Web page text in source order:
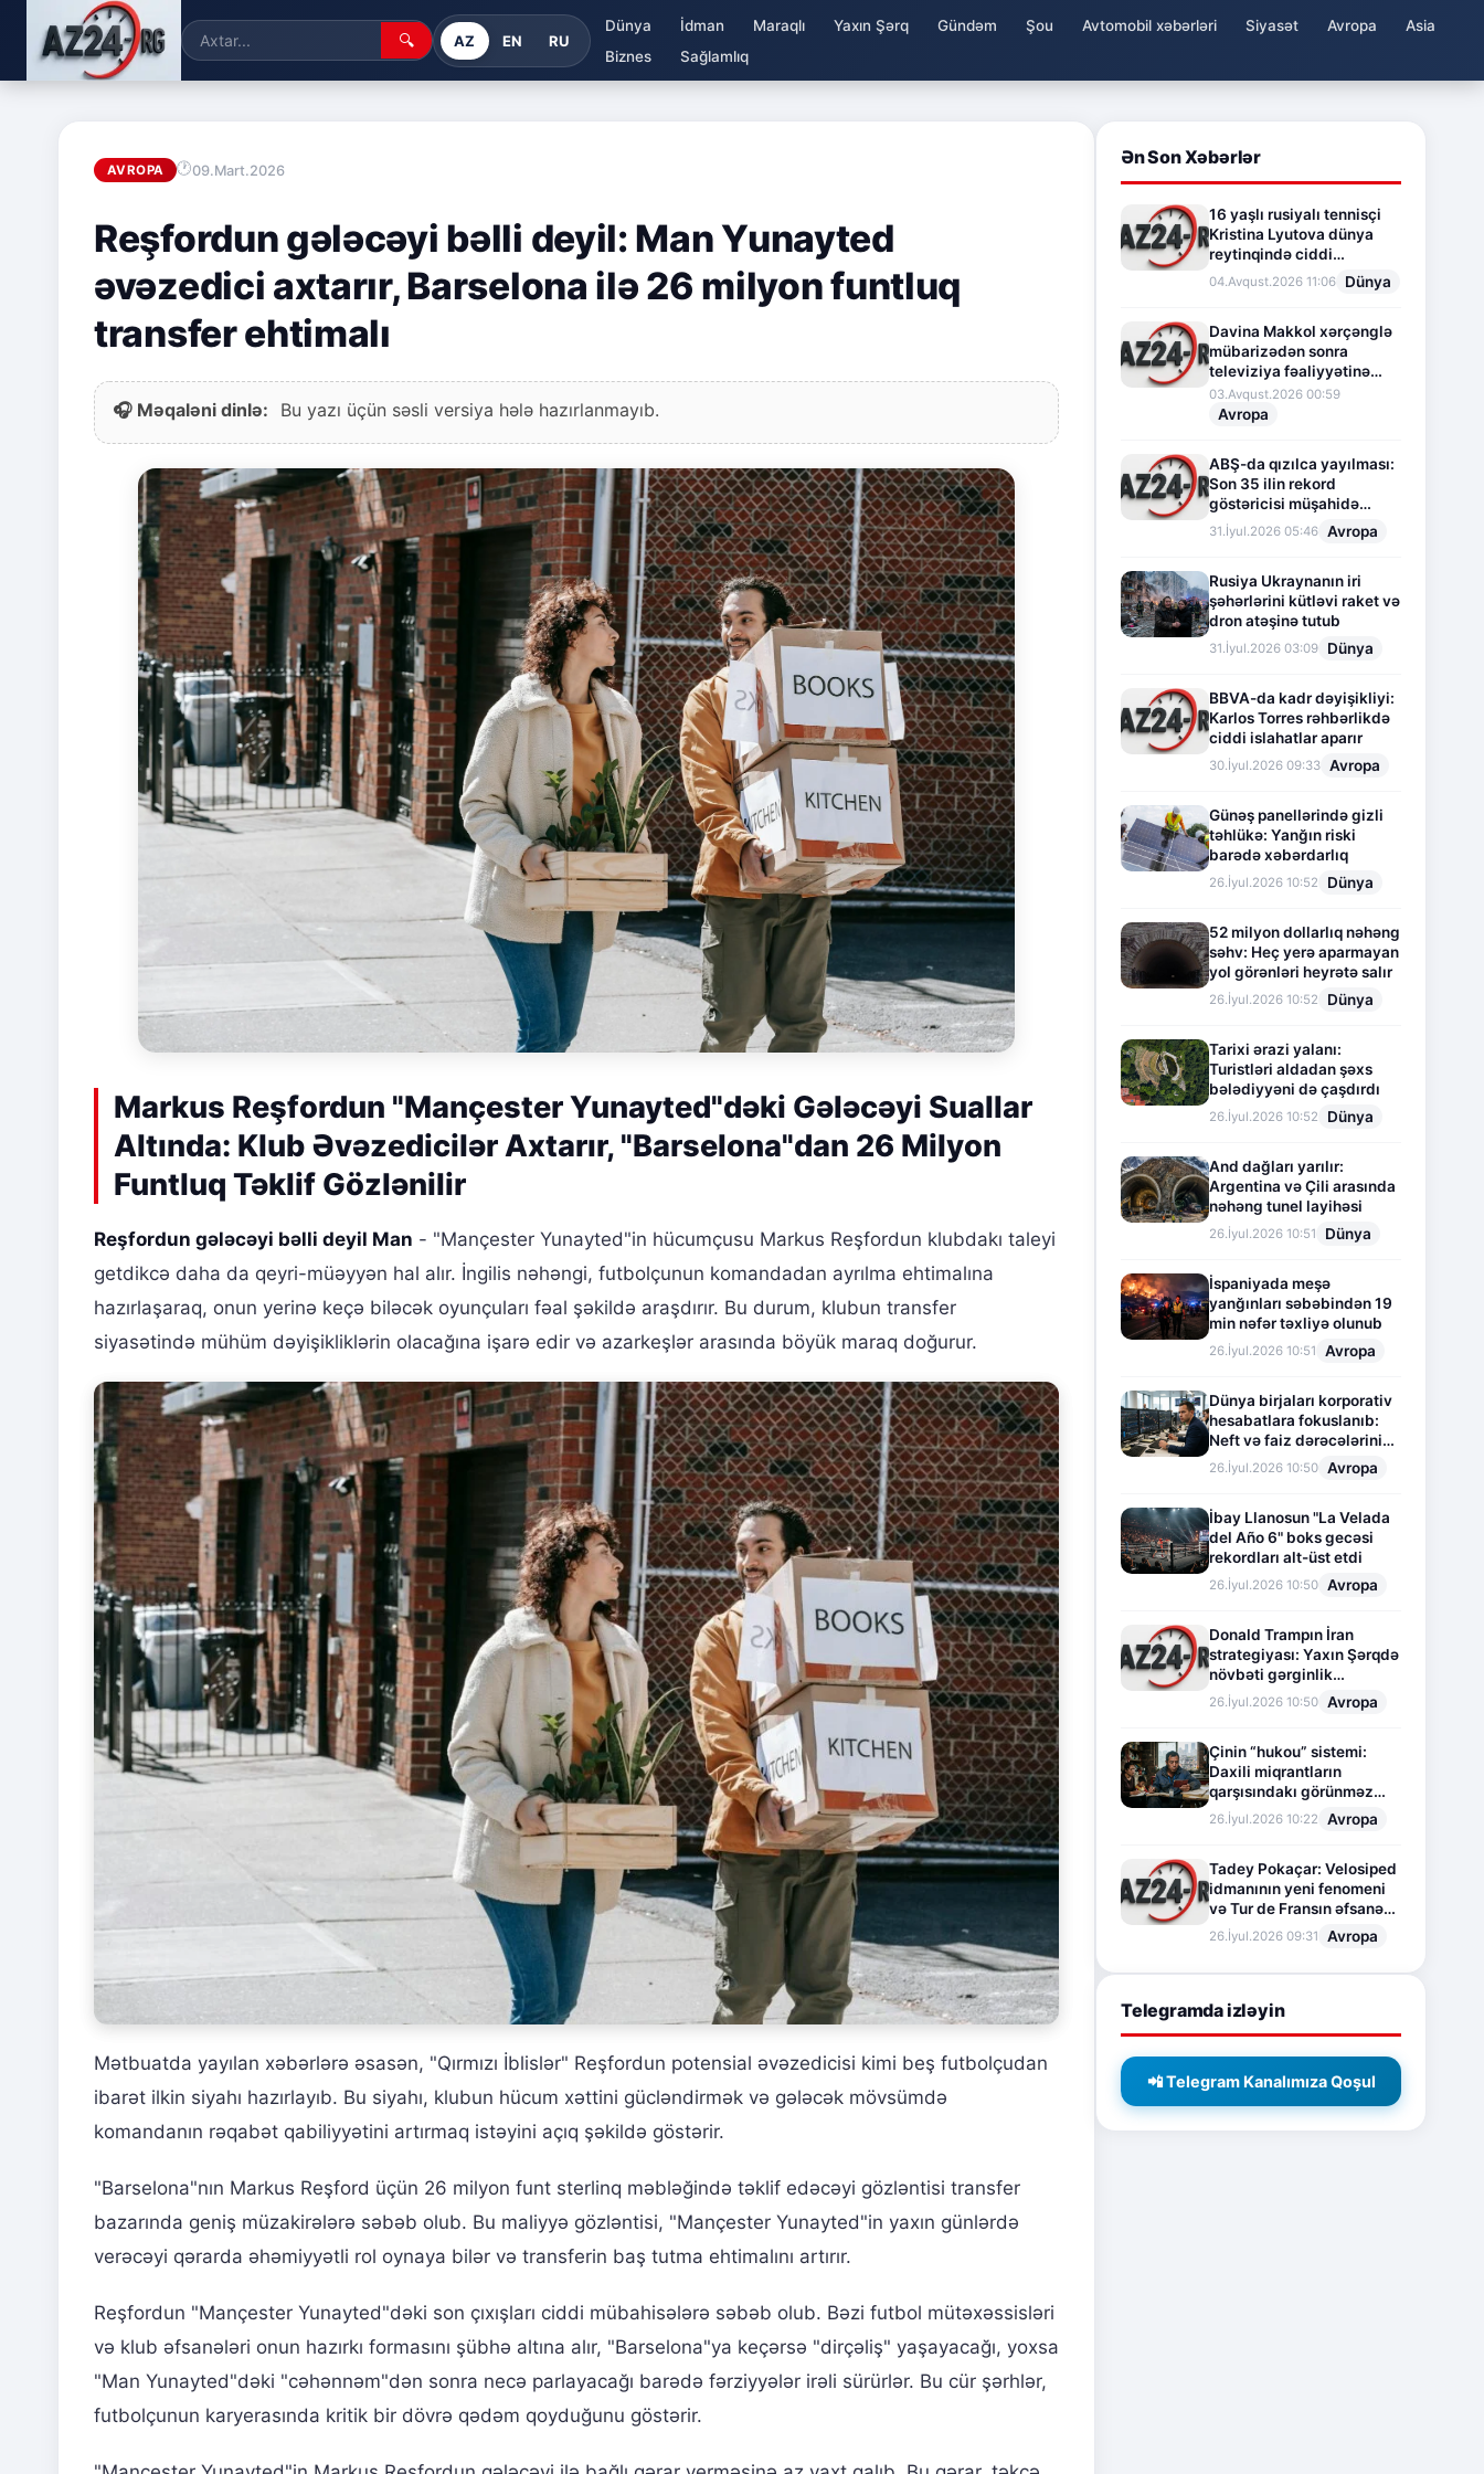
🔍 AZ EN RU
Dünya İdman Maraqlı Yaxın Şərq Gündəm Şou Avtomobil xəbərləri Siyasət Avropa
Asia
Biznes
Sağlamlıq
AVROPA 09.Mart.2026
Reşfordun gələcəyi bəlli deyil: Man Yunayted
əvəzedici axtarır, Barselona ilə 26 milyon funtluq
transfer ehtimalı
🎧 Məqaləni dinlə: Bu yazı üçün səsli versiya hələ hazırlanmayıb.
Markus Reşfordun "Mançester Yunayted"dəki Gələcəyi Suallar
Altında: Klub Əvəzedicilər Axtarır, "Barselona"dan 26 Milyon
Funtluq Təklif Gözlənilir
Reşfordun gələcəyi bəlli deyil Man - "Mançester Yunayted"in hücumçusu Markus Reşfordun klubdakı taleyi
getdikcə daha da qeyri-müəyyən hal alır. İngilis nəhəngi, futbolçunun komandadan ayrılma ehtimalına
hazırlaşaraq, onun yerinə keçə biləcək oyunçuları fəal şəkildə araşdırır. Bu durum, klubun transfer
siyasətində mühüm dəyişikliklərin olacağına işarə edir və azarkeşlər arasında böyük maraq doğurur.
Mətbuatda yayılan xəbərlərə əsasən, "Qırmızı İblislər" Reşfordun potensial əvəzedicisi kimi beş futbolçudan
ibarət ilkin siyahı hazırlayıb. Bu siyahı, klubun hücum xəttini gücləndirmək və gələcək mövsümdə
komandanın rəqabət qabiliyyətini artırmaq istəyini açıq şəkildə göstərir.
"Barselona"nın Markus Reşford üçün 26 milyon funt sterlinq məbləğində təklif edəcəyi gözləntisi transfer
bazarında geniş müzakirələrə səbəb olub. Bu maliyyə gözləntisi, "Mançester Yunayted"in yaxın günlərdə
verəcəyi qərarda əhəmiyyətli rol oynaya bilər və transferin baş tutma ehtimalını artırır.
Reşfordun "Mançester Yunayted"dəki son çıxışları ciddi mübahisələrə səbəb olub. Bəzi futbol mütəxəssisləri
və klub əfsanələri onun hazırkı formasını şübhə altına alır, "Barselona"ya keçərsə "dirçəliş" yaşayacağı, yoxsa
"Man Yunayted"dəki "cəhənnəm"dən sonra necə parlayacağı barədə fərziyyələr irəli sürürlər. Bu cür şərhlər,
futbolçunun karyerasında kritik bir dövrə qədəm qoyduğunu göstərir.
Ən Son Xəbərlər
16 yaşlı rusiyalı tennisçi
Kristina Lyutova dünya
reytinqində ciddi
irəliləyişə imza atdı
04.Avqust.2026 11:06 Dünya
Davina Makkol xərçənglə
mübarizədən sonra
televiziya fəaliyyətinə
fasilə verir
03.Avqust.2026 00:59
Avropa
ABŞ-da qızılca yayılması:
Son 35 ilin rekord
göstəricisi müşahidə
olunur
31.İyul.2026 05:46 Avropa
Rusiya Ukraynanın iri
şəhərlərini kütləvi raket və
dron atəşinə tutub
31.İyul.2026 03:09 Dünya
BBVA-da kadr dəyişikliyi:
Karlos Torres rəhbərlikdə
ciddi islahatlar aparır
30.İyul.2026 09:33 Avropa
Günəş panellərində gizli
təhlükə: Yanğın riski
barədə xəbərdarlıq
26.İyul.2026 10:52 Dünya
52 milyon dollarlıq nəhəng
səhv: Heç yerə aparmayan
yol görənləri heyrətə salır
26.İyul.2026 10:52 Dünya
Tarixi ərazi yalanı:
Turistləri aldadan şəxs
bələdiyyəni də çaşdırdı
26.İyul.2026 10:52 Dünya
And dağları yarılır:
Argentina və Çili arasında
nəhəng tunel layihəsi
26.İyul.2026 10:51 Dünya
İspaniyada meşə
yanğınları səbəbindən 19
min nəfər təxliyə olunub
26.İyul.2026 10:51 Avropa
Dünya birjaları korporativ
hesabatlara fokuslanıb:
Neft və faiz dərəcələrinin
təsiri altında cari vəziyyət
26.İyul.2026 10:50 Avropa
İbay Llanosun "La Velada
del Año 6" boks gecəsi
rekordları alt-üst etdi
26.İyul.2026 10:50 Avropa
Donald Trampın İran
strategiyası: Yaxın Şərqdə
növbəti gərginlik
mərhələsi
26.İyul.2026 10:50 Avropa
Çinin “hukou” sistemi:
Daxili miqrantların
qarşısındakı görünməz
sədd
26.İyul.2026 10:22 Avropa
Tadey Pokaçar: Velosiped
idmanının yeni fenomeni
və Tur de Fransın əfsanəvi
səhifəsi
26.İyul.2026 09:31 Avropa
Telegramda izləyin
📲 Telegram Kanalımıza Qoşul